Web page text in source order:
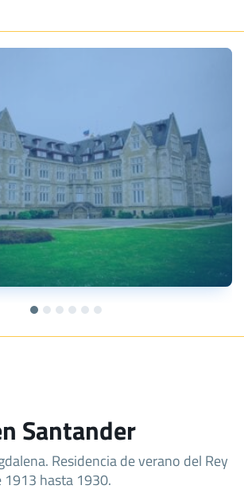
Santander
Residencia de verano del Rey
1913 hasta 1930.